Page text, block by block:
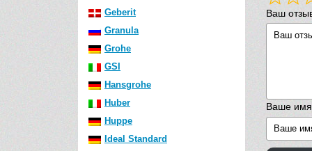
Geberit
Granula
Grohe
GSI
Hansgrohe
Huber
Huppe
Ideal Standard
Ваш
Ваше имя